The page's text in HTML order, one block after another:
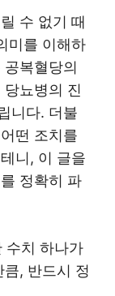
수 없기 때
미를 이해하
복혈당의
뇨병의 진
니다. 더불
떤 조치를
니, 이 글을
정확히 파
수치 하나가
, 반드시 정